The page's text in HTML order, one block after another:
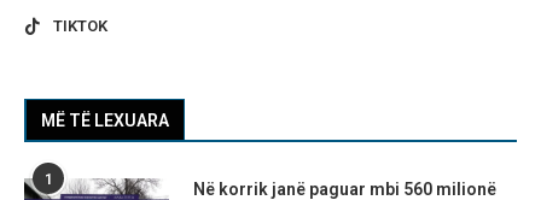
TIKTOK
MË TË LEXUARA
1
Në korrik janë paguar mbi 560 milionë